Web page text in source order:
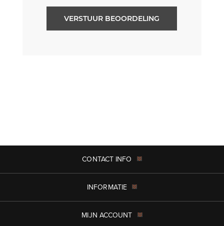
VERSTUUR BEOORDELING
CONTACT INFO
INFORMATIE
MIJN ACCOUNT